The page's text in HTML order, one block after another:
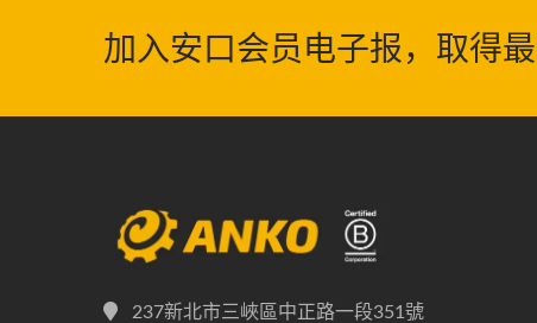
加入安口会员电子报，取得
237新北市三峽區中正路一段351號